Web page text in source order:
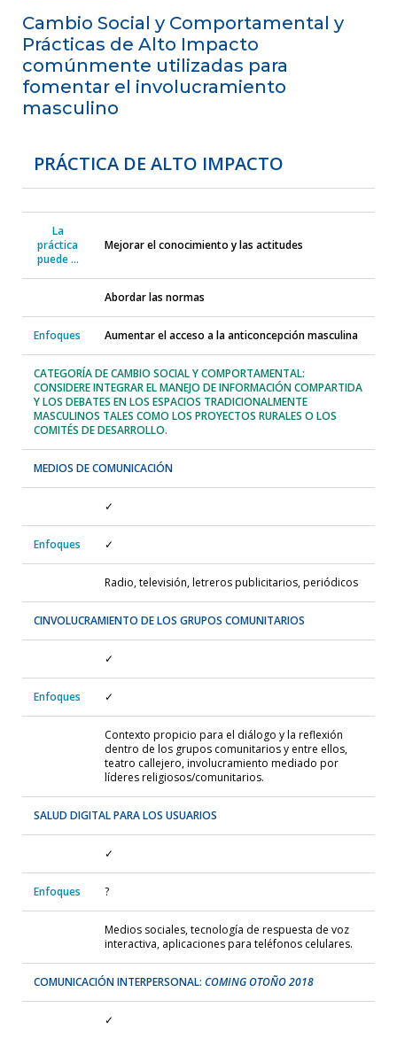
Cambio Social y Comportamental y
Prácticas de Alto Impacto
comúnmente utilizadas para
fomentar el involucramiento
masculino
PRÁCTICA DE ALTO IMPACTO
La
práctica
puede …
Mejorar el conocimiento y las actitudes
Abordar las normas
Enfoques Aumentar el acceso a la anticoncepción masculina
CATEGORÍA DE CAMBIO SOCIAL Y COMPORTAMENTAL:
CONSIDERE INTEGRAR EL MANEJO DE INFORMACIÓN COMPARTIDA
Y LOS DEBATES EN LOS ESPACIOS TRADICIONALMENTE
MASCULINOS TALES COMO LOS PROYECTOS RURALES O LOS
COMITÉS DE DESARROLLO.
MEDIOS DE COMUNICACIÓN
✓
Enfoques ✓
Radio, televisión, letreros publicitarios, periódicos
CINVOLUCRAMIENTO DE LOS GRUPOS COMUNITARIOS
✓
Enfoques ✓
Contexto propicio para el diálogo y la reflexión
dentro de los grupos comunitarios y entre ellos,
teatro callejero, involucramiento mediado por
líderes religiosos/comunitarios.
SALUD DIGITAL PARA LOS USUARIOS
✓
Enfoques ?
Medios sociales, tecnología de respuesta de voz
interactiva, aplicaciones para teléfonos celulares.
COMUNICACIÓN INTERPERSONAL:COMING OTOÑO 2018
✓